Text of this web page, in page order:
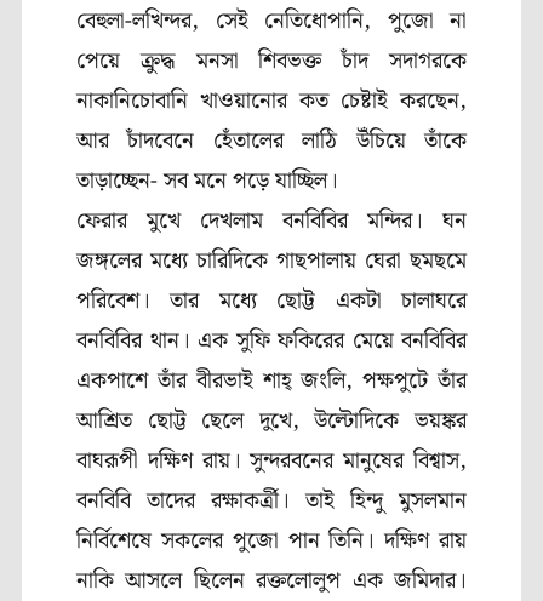
বেহুলা-লখিন্দর, সেই নেতিধোপানি, পুজো না
পেয়ে ক্রুদ্ধ মনসা শিবভক্ত চাঁদ সদাগরকে
নাকানিচোবানি খাওয়ানোর কত চেষ্টাই করছেন,
আর চাঁদবেনে হেঁতালের লাঠি উঁচিয়ে তাঁকে
তাড়াচ্ছেন- সব মনে পড়ে যাচ্ছিল।
ফেরার মুখে দেখলাম বনবিবির মন্দির। ঘন
জঙ্গলের মধ্যে চারিদিকে গাছপালায় ঘেরা ছমছমে
পরিবেশ। তার মধ্যে ছোট্ট একটা চালাঘরে
বনবিবির থান। এক সুফি ফকিরের মেয়ে বনবিবির
একপাশে তাঁর বীরভাই শাহ্ জংলি,পক্ষপুটে তাঁর
আশ্রিত ছোট্ট ছেলে দুখে,উল্টোদিকে ভয়ঙ্কর
বাঘরূপী দক্ষিণ রায়। সুন্দরবনের মানুষের বিশ্বাস,
বনবিবি তাদের রক্ষাকর্ত্রী। তাই হিন্দু মুসলমান
নির্বিশেষে সকলের পুজো পান তিনি। দক্ষিণ রায়
নাকি আসলে ছিলেন রক্তলোলুপ এক জমিদার।